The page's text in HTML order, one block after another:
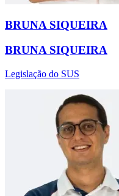
BRUNA SIQUEIRA
BRUNA SIQUEIRA
Legislação do SUS